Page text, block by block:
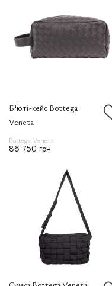
Б'юті-кейс Bottega
Veneta
Bottega Veneta
86 750 грн